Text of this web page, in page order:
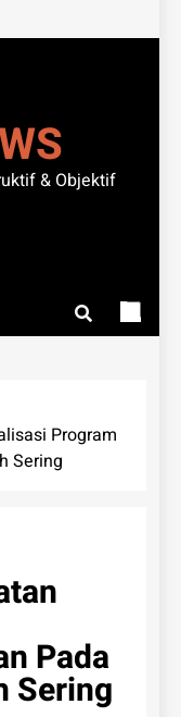
& Objektif
Program
Sering
Pada
Sering